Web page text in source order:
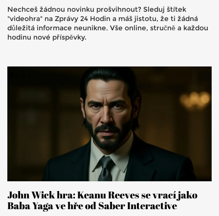
Nechceš žádnou novinku prošvihnout? Sleduj štítek
"videohra" na Zprávy 24 Hodin a máš jistotu, že ti žádná
důležitá informace neunikne. Vše online, stručně a každou
hodinu nové příspěvky.
John Wick hra: Keanu Reeves se vrací jako
Baba Yaga ve hře od Saber Interactive